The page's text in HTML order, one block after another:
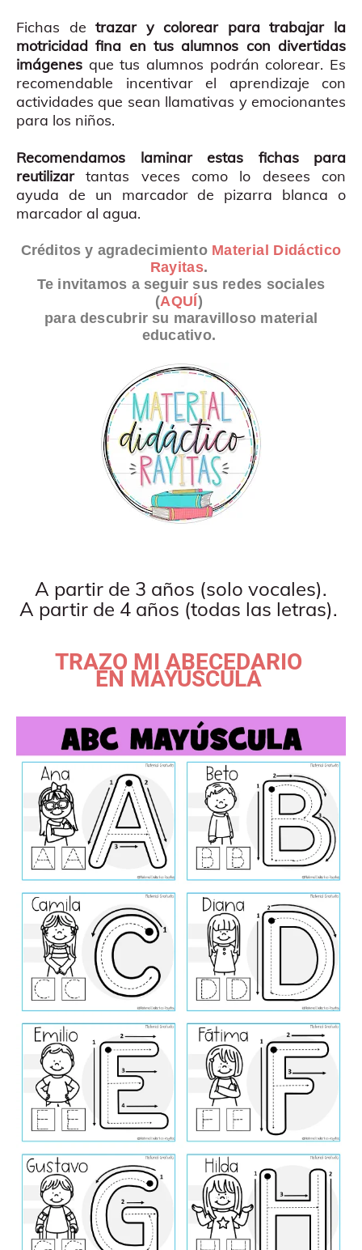
Fichas detrazar y colorear para trabajar la
motricidad fina en tus alumnos con divertidas
imágenes que tus alumnos podrán colorear. Es
recomendable incentivar el aprendizaje con
actividades que sean llamativas y emocionantes
para los niños.
Recomendamos laminar estas fichas para
reutilizartantas veces como lo desees con
ayuda de un marcador de pizarra blanca o
marcador al agua.
Créditos y agradecimiento Material Didáctico
Rayitas.
Te invitamos a seguir sus redes sociales
(AQUÍ)
para descubrir su maravilloso material
educativo.
A partir de 3 años (solo vocales).
A partir de 4 años (todas las letras).
TRAZO MI ABECEDARIO
EN MAYÚSCULA